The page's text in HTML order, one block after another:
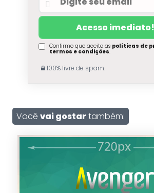
Confirmo que aceito as políticas de
termos e condições.
100% livre de spam.
Você vai gostar também: